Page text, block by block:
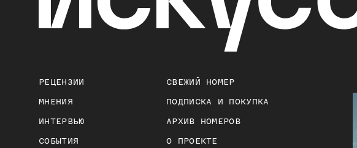
РЕЦЕНЗИИ
МНЕНИЯ
ИНТЕРВЬЮ
СОБЫТИЯ
СВЕЖИЙ НОМЕР
ПОДПИСКА И ПОКУПКА
АРХИВ НОМЕРОВ
О ПРОЕКТЕ